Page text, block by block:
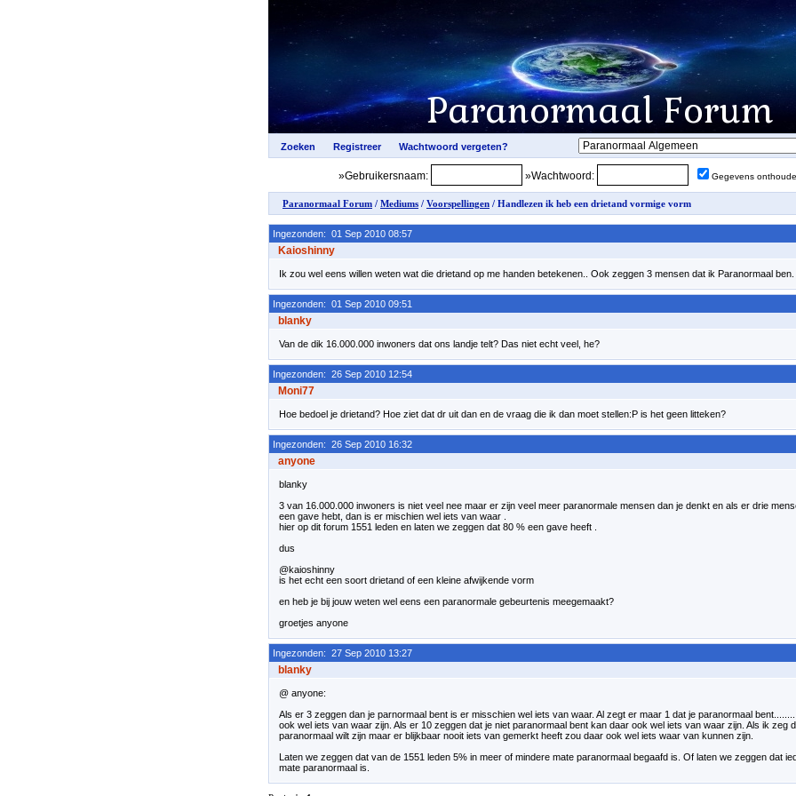
»Gebruikersnaam: »Wachtwoord: Gegevens
Paranormaal Forum / Mediums / Voorspellingen / Handlezen ik heb een drietand vormige vorm
Ingezonden: 01 Sep 2010 08:57
Kaioshinny
Ik zou wel eens willen weten wat die drietand op me handen betekenen.. Ook zeggen 3 mensen dat ik Paranormaal ben.
Ingezonden: 01 Sep 2010 09:51
blanky
Van de dik 16.000.000 inwoners dat ons landje telt? Das niet echt veel, he?
Ingezonden: 26 Sep 2010 12:54
Moni77
Hoe bedoel je drietand? Hoe ziet dat dr uit dan en de vraag die ik dan moet stellen:P is het geen litteken?
Ingezonden: 26 Sep 2010 16:32
anyone
blanky
3 van 16.000.000 inwoners is niet veel nee maar er zijn veel meer paranormale mensen dan je denkt en als er drie
een gave hebt, dan is er mischien wel iets van waar .
hier op dit forum 1551 leden en laten we zeggen dat 80 % een gave heeft .
dus
@kaioshinny
is het echt een soort drietand of een kleine afwijkende vorm
en heb je bij jouw weten wel eens een paranormale gebeurtenis meegemaakt?
groetjes anyone
Ingezonden: 27 Sep 2010 13:27
blanky
@ anyone:
Als er 3 zeggen dan je parnormaal bent is er misschien wel iets van waar. Al zegt er maar 1 dat je paranormaal
ook wel iets van waar zijn. Als er 10 zeggen dat je niet paranormaal bent kan daar ook wel iets van waar zijn. Als ik zeg
paranormaal wilt zijn maar er blijkbaar nooit iets van gemerkt heeft zou daar ook wel iets waar van kunnen zijn.
Laten we zeggen dat van de 1551 leden 5% in meer of mindere mate paranormaal begaafd is. Of laten we zeggen dat
mate paranormaal is.